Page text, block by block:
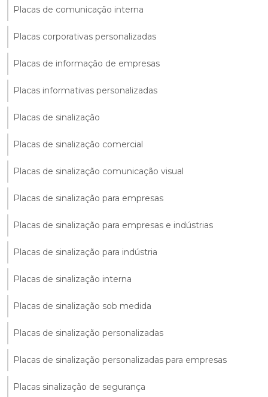
Placas de comunicação interna
Placas corporativas personalizadas
Placas de informação de empresas
Placas informativas personalizadas
Placas de sinalização
Placas de sinalização comercial
Placas de sinalização comunicação visual
Placas de sinalização para empresas
Placas de sinalização para empresas e indústrias
Placas de sinalização para indústria
Placas de sinalização interna
Placas de sinalização sob medida
Placas de sinalização personalizadas
Placas de sinalização personalizadas para empresas
Placas sinalização de segurança